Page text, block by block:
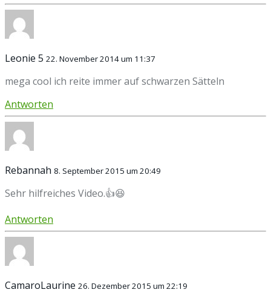
Leonie 5 22. November 2014 um 11:37
mega cool ich reite immer auf schwarzen Sätteln
Antworten
Rebannah 8. September 2015 um 20:49
Sehr hilfreiches Video.👍😆
Antworten
CamaroLaurine 26. Dezember 2015 um 22:19